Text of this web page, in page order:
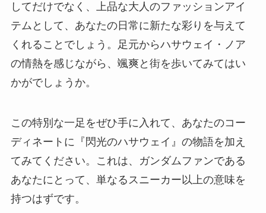
してだけでなく、上品な大人のファッションアイ
テムとして、あなたの日常に新たな彩りを与えて
くれることでしょう。足元からハサウェイ・ノア
の情熱を感じながら、颯爽と街を歩いてみてはい
かがでしょうか。
この特別な一足をぜひ手に入れて、あなたのコー
ディネートに『閃光のハサウェイ』の物語を加え
てみてください。これは、ガンダムファンである
あなたにとって、単なるスニーカー以上の意味を
持つはずです。